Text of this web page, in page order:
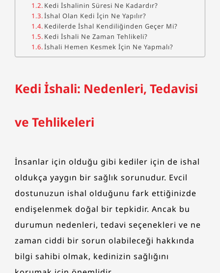
Kedi İshalinin Süresi Ne Kadardır?
İshal Olan Kedi İçin Ne Yapılır?
Kedilerde İshal Kendiliğinden Geçer Mi?
Kedi İshali Ne Zaman Tehlikeli?
İshali Hemen Kesmek İçin Ne Yapmalı?
Kedi İshali: Nedenleri, Tedavisi
ve Tehlikeleri
İnsanlar için olduğu gibi kediler için de ishal
oldukça yaygın bir sağlık sorunudur. Evcil
dostunuzun ishal olduğunu fark ettiğinizde
endişelenmek doğal bir tepkidir. Ancak bu
durumun nedenleri, tedavi seçenekleri ve ne
zaman ciddi bir sorun olabileceği hakkında
bilgi sahibi olmak, kedinizin sağlığını